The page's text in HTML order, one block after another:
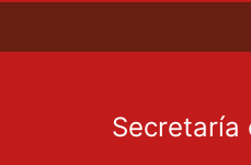
Secretaría